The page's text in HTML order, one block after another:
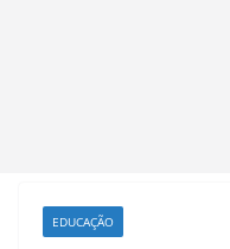
EDUCAÇÃO